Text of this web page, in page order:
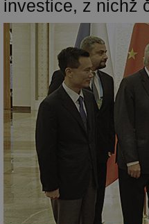
investice, z nichž